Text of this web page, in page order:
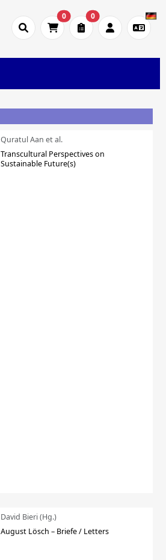
0 0
Quratul Aan et al.
Transcultural Perspectives on
Sustainable Future(s)
David Bieri (Hg.)
August Lösch – Briefe / Letters